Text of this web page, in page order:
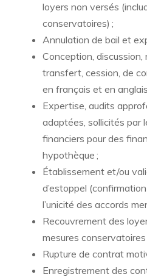
loyers non versés
conservatoires) ;
Annulation de bail et
Conception, discussion,
transfert, cession, de
en français et en
Expertise, audits
adaptées, sollicités par
financiers pour des
hypothèque ;
Établissement et/ou
d’estoppel
l’unicité des accords
Recouvrement des
mesures conservatoires
Rupture de contrat
Enregistrement des